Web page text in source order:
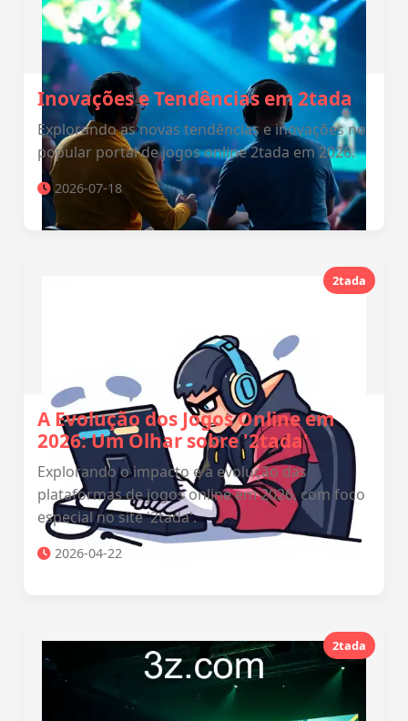
Inovações e Tendências em 2tada
Explorando as novas tendências e inovações no
popular portal de jogos online 2tada em 2026.
2026-07-18
2tada
A Evolução dos Jogos Online em
2026: Um Olhar sobre '2tada'
Explorando o impacto e a evolução das
plataformas de jogos online em 2026, com foco
especial no site '2tada'.
2026-04-22
2tada